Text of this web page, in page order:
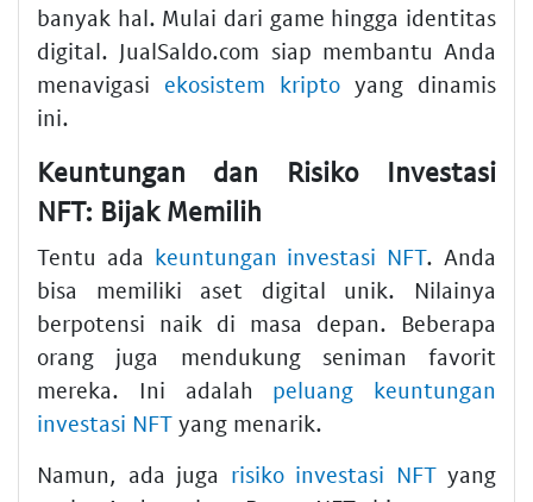
banyak hal. Mulai dari game hingga identitas
digital. JualSaldo.com siap membantu Anda
menavigasi ekosistem kripto yang dinamis
ini.
Keuntungan dan Risiko Investasi
NFT: Bijak Memilih
Tentu ada keuntungan investasi NFT. Anda
bisa memiliki aset digital unik. Nilainya
berpotensi naik di masa depan. Beberapa
orang juga mendukung seniman favorit
mereka. Ini adalah peluang keuntungan
investasi NFT yang menarik.
Namun, ada juga risiko investasi NFTyang